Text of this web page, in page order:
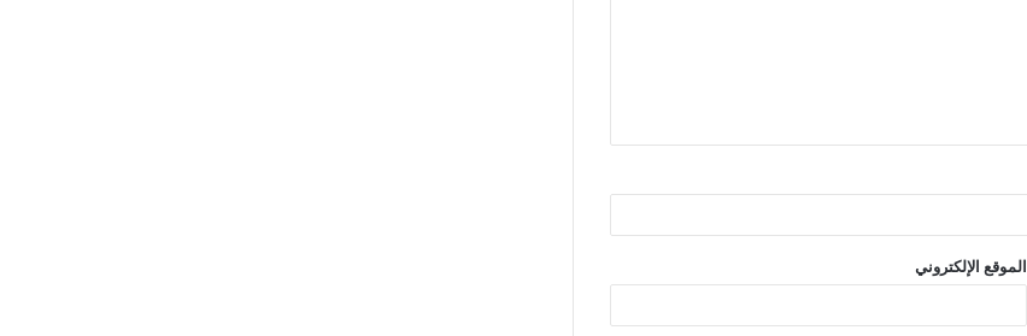
الموقع الإلكتروني